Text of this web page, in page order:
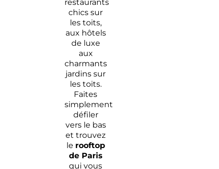
restaurants
chics sur
les toits,
aux hôtels
de luxe
aux
charmants
jardins sur
les toits.
Faites
simplement
défiler
vers le bas
et trouvez
le rooftop
de Paris
qui vous